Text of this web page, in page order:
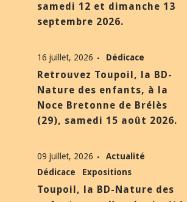
samedi 12 et dimanche 13
septembre 2026.
16 juillet, 2026 Dédicace
Retrouvez Toupoil, la BD-
Nature des enfants, à la
Noce Bretonne de Brélès
(29), samedi 15 août 2026.
09 juillet, 2026
Actualité
Dédicace
Expositions
Toupoil, la BD-Nature des